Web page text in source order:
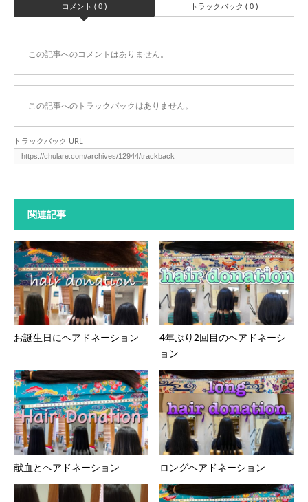
コメント ( 0 ) トラックバック ( 0 )
この記事へのコメントはありません。
この記事へのトラックバックはありません。
トラックバック URL
関連記事
お誕生日にヘアドネーション
4年ぶり2回目のヘアドネーシ
ョン
献血とヘアドネーション ロングヘアドネーション